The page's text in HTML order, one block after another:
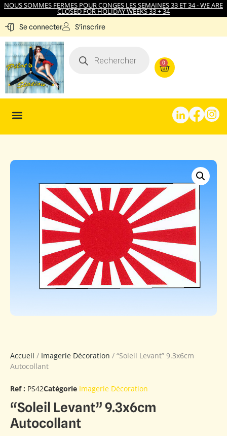
NOUS SOMMES FERMES POUR CONGES LES SEMAINES 33 ET 34 - WE ARE
CLOSED FOR HOLIDAY WEEKS 33 + 34
Se connecter S'inscrire
0
Accueil / Imagerie Décoration / “Soleil Levant” 9.3x6cm
Autocollant
Ref : PS42Catégorie Imagerie Décoration
“Soleil Levant” 9.3x6cm
Autocollant